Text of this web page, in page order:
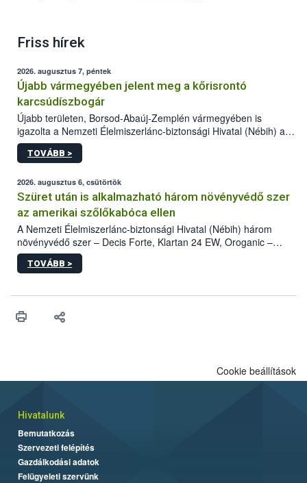
Friss hírek
2026. augusztus 7, péntek
Újabb vármegyében jelent meg a kőrisrontó
karcsúdíszbogár
Újabb területen, Borsod-Abaúj-Zemplén vármegyében is
igazolta a Nemzeti Élelmiszerlánc-biztonsági Hivatal (Nébih) a
kőrisrontó karcsúdíszbogár (Agrilus planipennis) jelenlétét. A
kártevőt nem csak színcsapdában találták meg, de már fertőzött
az intenzív felderítést, emellett az intézkedéseket a szlovák
hatósággal is összehangolják a terjedés megállítása érdekében.
TOVÁBB >
2026. augusztus 6, csütörtök
Szüret után is alkalmazható három növényvédő szer
az amerikai szőlőkabóca ellen
A Nemzeti Élelmiszerlánc-biztonsági Hivatal (Nébih) három
növényvédő szer – Decis Forte, Klartan 24 EW, Oroganic –
engedélyokiratát módosította, így azok a szüretet követően,
egészen a vesszőérettség (BBCH 91) stádiumáig
érésű szőlőkben is legyen lehetőség a károsító elleni további
felhasználók számára is elérhető és ökológiai termesztésben is
TOVÁBB >
Cookie beállítások
Hivatalunk
Bemutatkozás
Szervezeti felépítés
Gazdálkodási adatok
Felügyeleti szervünk